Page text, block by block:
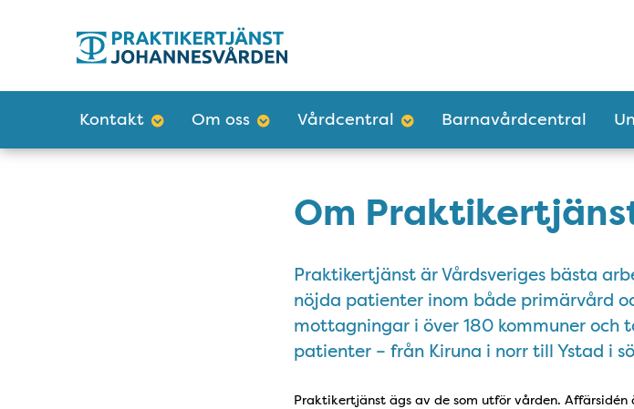
Kontakt Om oss Vårdcentral Barnavårdcentral
Om
Praktikertjänst är Vårdsveriges bästa
nöjda patienter inom både primärvård
mottagningar i över 180 kommuner
patienter – från Kiruna i norr till Ystad i
Praktikertjänst ägs av de som utför vården.